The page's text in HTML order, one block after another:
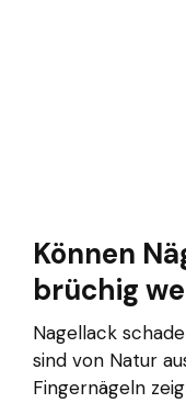
Können
brüchig
Nagellack
sind von Natur
Fingernägeln